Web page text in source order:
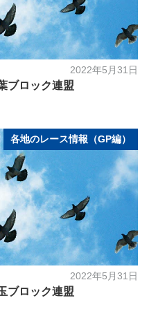
2022年5月31日
ブロック連盟
各地のレース情報（GP編）
2022年5月31日
ブロック連盟